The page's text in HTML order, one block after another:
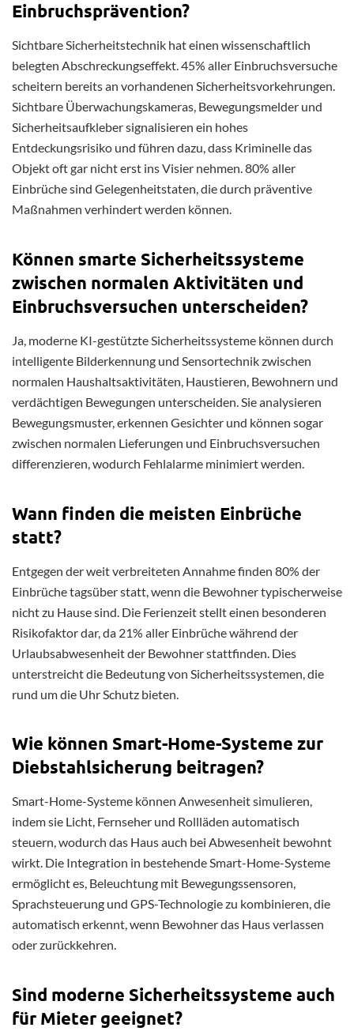
Einbruchsprävention?
Sichtbare Sicherheitstechnik hat einen wissenschaftlich
belegten Abschreckungseffekt. 45% aller Einbruchsversuche
scheitern bereits an vorhandenen Sicherheitsvorkehrungen.
Sichtbare Überwachungskameras, Bewegungsmelder und
Sicherheitsaufkleber signalisieren ein hohes
Entdeckungsrisiko und führen dazu, dass Kriminelle das
Objekt oft gar nicht erst ins Visier nehmen. 80% aller
Einbrüche sind Gelegenheitstaten, die durch präventive
Maßnahmen verhindert werden können.
Können smarte Sicherheitssysteme
zwischen normalen Aktivitäten und
Einbruchsversuchen unterscheiden?
Ja, moderne KI-gestützte Sicherheitssysteme können durch
intelligente Bilderkennung und Sensortechnik zwischen
normalen Haushaltsaktivitäten, Haustieren, Bewohnern und
verdächtigen Bewegungen unterscheiden. Sie analysieren
Bewegungsmuster, erkennen Gesichter und können sogar
zwischen normalen Lieferungen und Einbruchsversuchen
differenzieren, wodurch Fehlalarme minimiert werden.
Wann finden die meisten Einbrüche
statt?
Entgegen der weit verbreiteten Annahme finden 80% der
Einbrüche tagsüber statt, wenn die Bewohner typischerweise
nicht zu Hause sind. Die Ferienzeit stellt einen besonderen
Risikofaktor dar, da 21% aller Einbrüche während der
Urlaubsabwesenheit der Bewohner stattfinden. Dies
unterstreicht die Bedeutung von Sicherheitssystemen, die
rund um die Uhr Schutz bieten.
Wie können Smart-Home-Systeme zur
Diebstahlsicherung beitragen?
Smart-Home-Systeme können Anwesenheit simulieren,
indem sie Licht, Fernseher und Rollläden automatisch
steuern, wodurch das Haus auch bei Abwesenheit bewohnt
wirkt. Die Integration in bestehende Smart-Home-Systeme
ermöglicht es, Beleuchtung mit Bewegungssensoren,
Sprachsteuerung und GPS-Technologie zu kombinieren, die
automatisch erkennt, wenn Bewohner das Haus verlassen
oder zurückkehren.
Sind moderne Sicherheitssysteme auch
für Mieter geeignet?